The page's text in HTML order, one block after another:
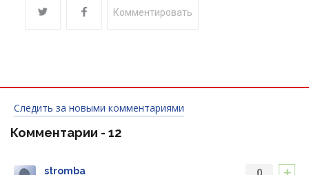
Комментировать
Следить за новыми комментариями
Комментарии - 12
stromba